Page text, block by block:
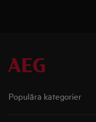
Populära kategorier